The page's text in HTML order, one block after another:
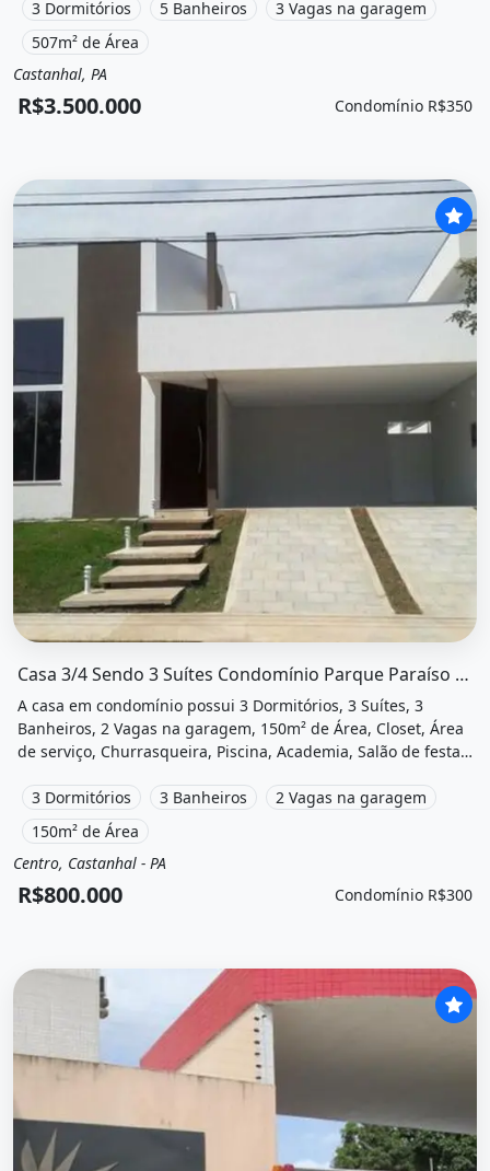
localizado em Avenida Major Wilson, Castanhal, Pa à venda
por R$3.500.000 e Condomínio por R$350 /Mês.
3 Dormitórios 5 Banheiros
3 Vagas na garagem
507m² de Área
Venda
Casa em condomínio
Castanhal, PA
R$3.500.000 Condomínio R$350
Casa 3/4 Sendo 3 Suítes Condomínio Parque Paraíso em Castanhal...
A casa em condomínio possui 3 Dormitórios, 3 Suítes, 3
Banheiros, 2 Vagas na garagem, 150m² de Área, Closet, Área
de serviço, Churrasqueira, Piscina, Academia, Salão de festas,
Castanhal, Pa à venda por R$800.000 e Condomínio por
R$300 /Mês.
3 Dormitórios 3 Banheiros
2 Vagas na garagem
150m² de Área
Venda
Casa em condomínio
Centro, Castanhal - PA
R$800.000 Condomínio R$300